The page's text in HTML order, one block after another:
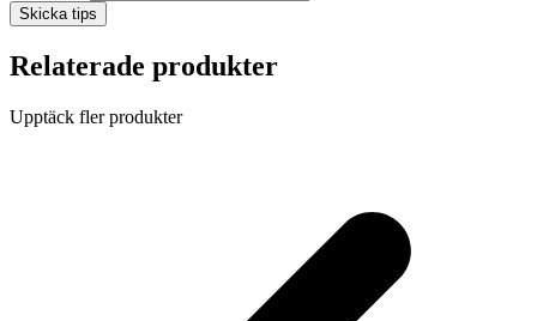
Skicka tips
Relaterade produkter
Upptäck fler produkter